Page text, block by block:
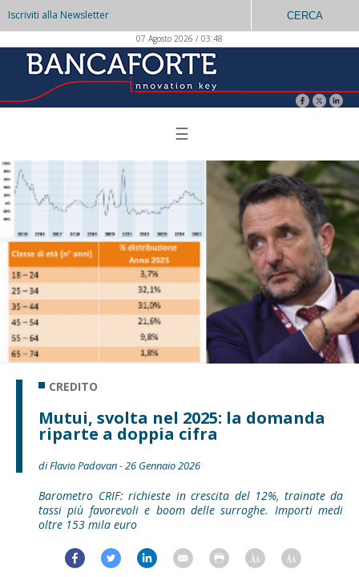
Iscriviti alla Newsletter CERCA
07 Agosto 2026 / 03:48
☰
CREDITO
Mutui, svolta nel 2025: la domanda
riparte a doppia cifra
di Flavio Padovan - 26 Gennaio 2026
Barometro CRIF: richieste in crescita del 12%, trainate da
tassi più favorevoli e boom delle surroghe. Importi medi
oltre 153 mila euro